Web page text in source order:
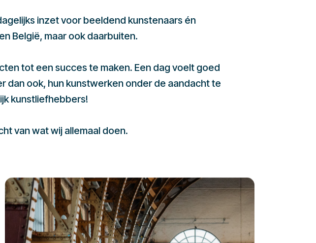
inzet voor beeldend kunstenaars én
België, maar ook daarbuiten.
tot een succes te maken. Een dag voelt goed
dan ook, hun kunstwerken onder de aandacht te
kunstliefhebbers!
van wat wij allemaal doen.